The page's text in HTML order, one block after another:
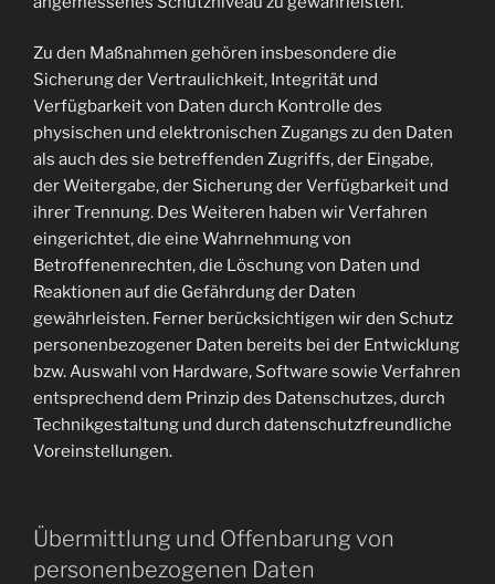
Zu den Maßnahmen gehören insbesondere die
Sicherung der Vertraulichkeit, Integrität und
Verfügbarkeit von Daten durch Kontrolle des
physischen und elektronischen Zugangs zu den Daten
als auch des sie betreffenden Zugriffs, der Eingabe,
der Weitergabe, der Sicherung der Verfügbarkeit und
ihrer Trennung. Des Weiteren haben wir Verfahren
eingerichtet, die eine Wahrnehmung von
Betroffenenrechten, die Löschung von Daten und
Reaktionen auf die Gefährdung der Daten
gewährleisten. Ferner berücksichtigen wir den Schutz
personenbezogener Daten bereits bei der Entwicklung
bzw. Auswahl von Hardware, Software sowie Verfahren
entsprechend dem Prinzip des Datenschutzes, durch
Technikgestaltung und durch datenschutzfreundliche
Voreinstellungen.
Übermittlung und Offenbarung von
personenbezogenen Daten